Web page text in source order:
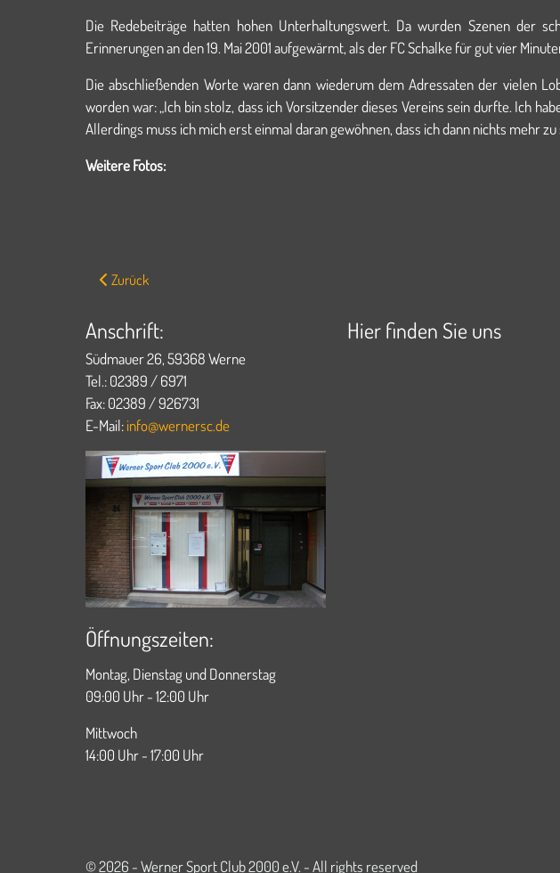
Die Redebeiträge hatten ­­­hohen Unterhaltungswert. Da wurden Szenen der
Erinnerungen an den 19. Mai 2001 aufgewärmt, als der FC Schalke für gut vier
Die abschließenden Worte waren dann wiederum dem Adressaten der vielen
worden war: „Ich bin stolz, dass ich Vorsitzender dieses Vereins sein durfte. Ich
Allerdings muss ich mich erst einmal daran gewöhnen, dass ich dann nichts mehr zu
Weitere Fotos:
Vorheriger Beitrag: Werner SC siegt und ist unbeirrt auf dem Weg zur Meisterschaft
Zurück
Anschrift:
Südmauer 26, 59368 Werne
Tel.: 02389 / 6971
Fax: 02389 / 926731
E-Mail:info@wernersc.de
Öffnungszeiten:
Montag, Dienstag und Donnerstag
09:00 Uhr - 12:00 Uhr
Mittwoch
14:00 Uhr - 17:00 Uhr
Hier finden Sie uns
© 2026 - Werner Sport Club 2000 e.V. - All rights reserved